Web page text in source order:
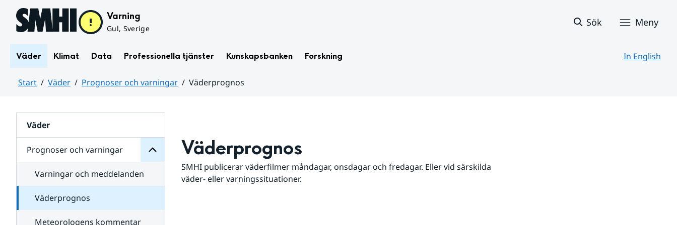
Hoppa till sidans innehåll Varning
Gul, Sverige
Sök Meny
Väder Klimat Data Professionella tjänster Kunskapsbanken Forskning In English
Start Väder Prognoser och varningar
Väderprognos
Väder
Prognoser och varningar
för
varningar
Varningar och meddelanden
Väderprognos
Meteorologens kommentar
Väderprognos
SMHI publicerar väderfilmer måndagar, onsdagar och fredagar. Eller vid särskilda
väder- eller varningssituationer.